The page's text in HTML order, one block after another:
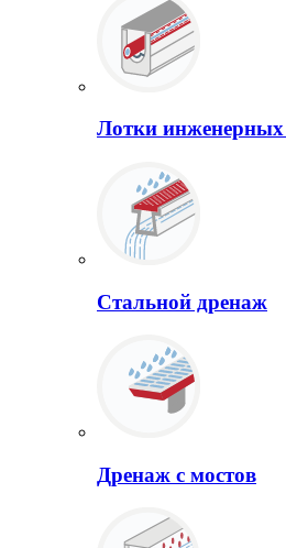
Лотки
Стальной дренаж
Дренаж с мостов